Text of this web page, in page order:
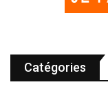
Catégories